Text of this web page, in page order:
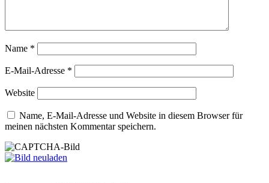
Name *
E-Mail-Adresse *
Website
Name, E-Mail-Adresse und Website in diesem Browser für
meinen nächsten Kommentar speichern.